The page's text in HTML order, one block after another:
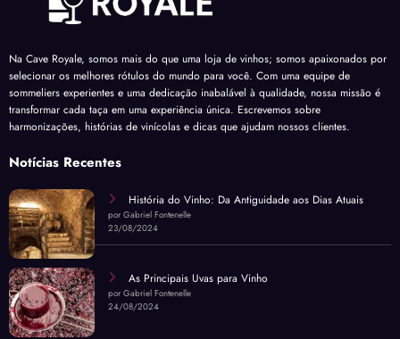
Na Cave Royale, somos mais do que uma loja de vinhos; somos apaixonados por
selecionar os melhores rótulos do mundo para você. Com uma equipe de
sommeliers experientes e uma dedicação inabalável à qualidade, nossa missão é
transformar cada taça em uma experiência única. Escrevemos sobre
harmonizações, histórias de vinícolas e dicas que ajudam nossos clientes.
Notícias Recentes
História do Vinho: Da Antiguidade aos Dias Atuais
por Gabriel Fontenelle
23/08/2024
As Principais Uvas para Vinho
por Gabriel Fontenelle
24/08/2024